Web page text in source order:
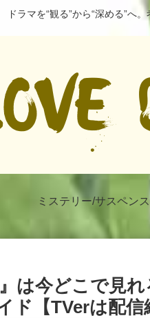
ドラマを“観る”から“深める”へ
ミステリー/サスペンス
は今どこで見
【TVerは配信